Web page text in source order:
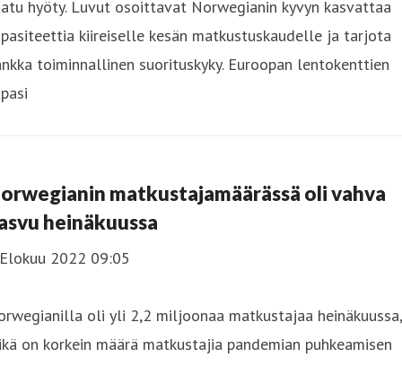
hyöty. Luvut osoittavat Norwegianin kyvyn kasvattaa
kiireiselle kesän matkustuskaudelle ja tarjota
toiminnallinen suorituskyky. Euroopan lentokenttien
matkustajamäärässä oli vahva
heinäkuussa
2022 09:05
oli yli 2,2 miljoonaa matkustajaa heinäkuussa,
on korkein määrä matkustajia pandemian puhkeamisen